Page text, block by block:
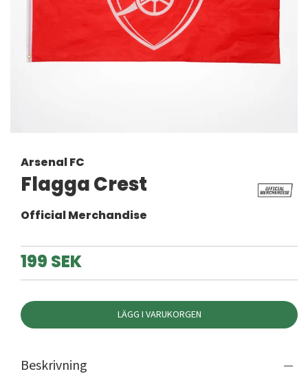
Arsenal FC
Flagga Crest
Official Merchandise
199 SEK
LÄGG I VARUKORGEN
Beskrivning